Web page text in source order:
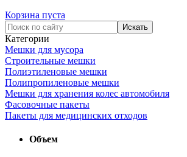
Корзина пуста
Категории
Мешки для мусора
Строительные мешки
Полиэтиленовые мешки
Полипропиленовые мешки
Мешки для хранения колес автомобиля
Фасовочные пакеты
Пакеты для медицинских отходов
Объем